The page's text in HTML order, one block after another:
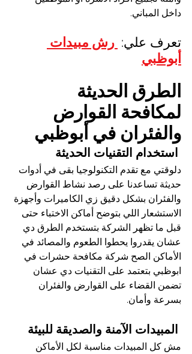
داخل المباني.
تعرف علي: رش مبيدات
أبوظبي
الطرق الحديثة
لمكافحة القوارض
والفئران في أبوظبي
دلوقتي مع تقدم التكنولوجيا بقى في أدوات
حديثة تساعدنا على رصد نشاط القوارض
والفئران بشكل دقيق زي الكاميرات وأجهزة
الاستشعار اللي بتوضح أماكن الاختباء حتى
قبل ما تظهر الشركة بتستخدم الطرق دي
عشان يقدروا يحطوا الطعوم والمصائد في
الأماكن الصح شركة مكافحة حشرات في
ابوظبي بتعتمد على التقنيات دي عشان
تضمن القضاء على القوارض والفئران
بسرعة وأمان.
مش كل المبيدات مناسبة لكل الأماكن